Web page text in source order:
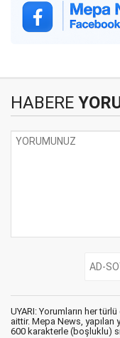
HABERE
UYARI: Yorumların her
aittir. Mepa News,
600 karakterle (boşluklu)